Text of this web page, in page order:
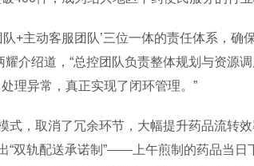
主动客服团队’三位一体的责任体系，确
介绍道，“总控团队负责整体规划与资源
理异常，真正实现了闭环管理。”
，取消了冗余环节，大幅提升药品流转效
“双轨配送承诺制”——上午煎制的药品当日